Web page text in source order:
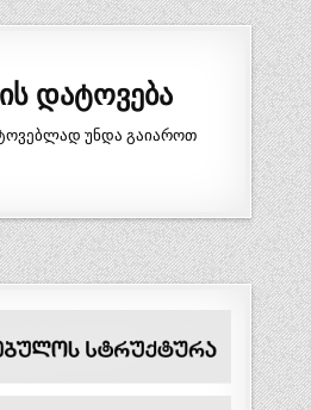
დატოვება
უნდა გაიაროთ